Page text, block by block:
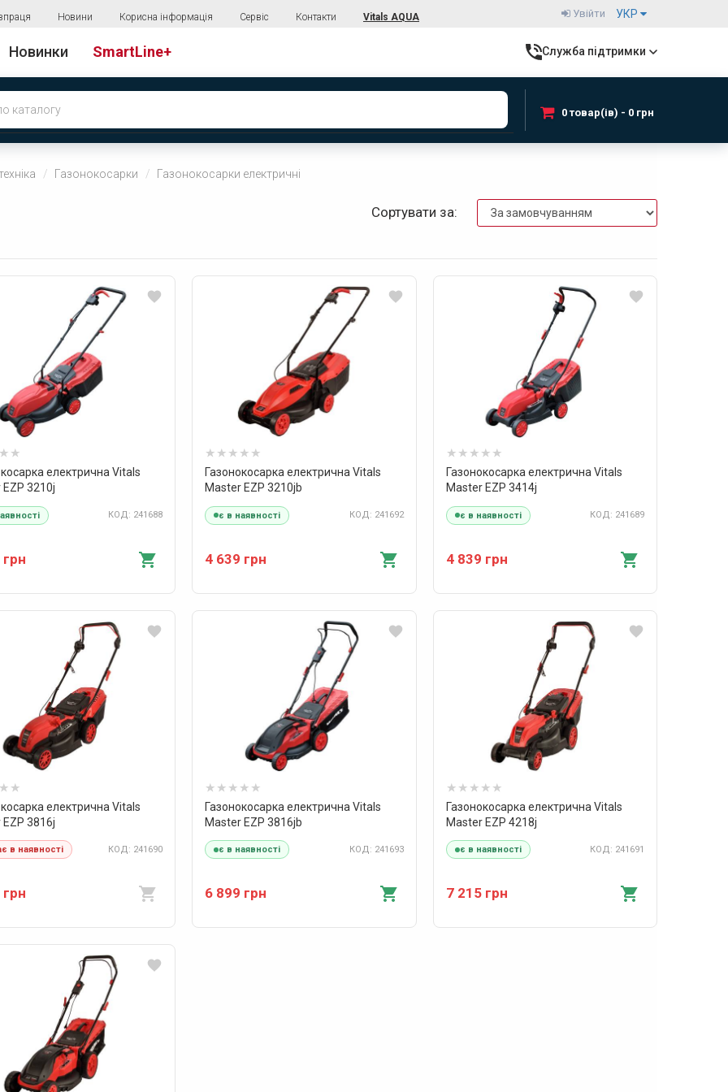
Новини Корисна інформація Сервіс Контакти Vitals AQUA УКР
Увійти
Новинки SmartLine+ Служба підтримки
0 товар(ів) - 0 грн
Газонокосарки Газонокосарки електричні
Сортувати за:
електрична Vitals
3210j
КОД: 241688
Газонокосарка електрична Vitals
Master EZP 3210jb
є в наявності КОД: 241692
4 639 грн
Газонокосарка електрична Vitals
Master EZP 3414j
є в наявності КОД: 241689
4 839 грн
електрична Vitals
3816j
в наявності КОД: 241690
Газонокосарка електрична Vitals
Master EZP 3816jb
є в наявності КОД: 241693
6 899 грн
Газонокосарка електрична Vitals
Master EZP 4218j
є в наявності КОД: 241691
7 215 грн